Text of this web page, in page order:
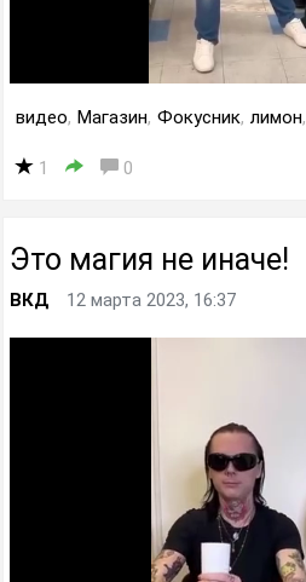
видео, Магазин, Фокусник, лимон,
1 0
Это магия не иначе!
ВКД 12 марта 2023, 16:37